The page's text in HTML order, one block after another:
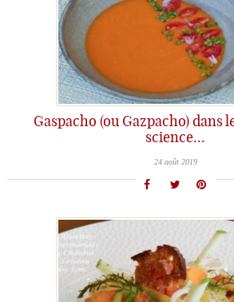
Gaspacho (ou Gazpacho) dans
science…
24 août 2019